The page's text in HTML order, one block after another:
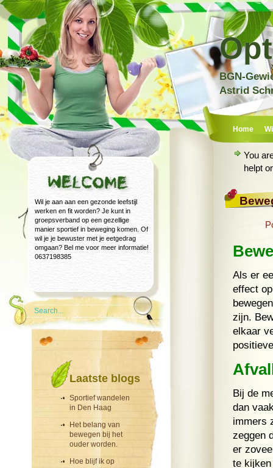
BGN-
Astrid
Home
Wil je aan aan een gezonde leefstijl
werken en fit worden? Je kunt in
groepsverband op een gezellige
manier sportief in beweging komen. Of
wil je je bewuster met je eetgedrag
omgaan? Bel me voor meer informatie!
0637198385
Laatste blogs
Sportief wandelen
in Den Haag
Het belang van
bewegen bij het
ouder worden.
Hoe blijf ik op
You
helpt
Als er
effect
zijn.
elkaar
Bij de
dan
immers
zeggen
er
te